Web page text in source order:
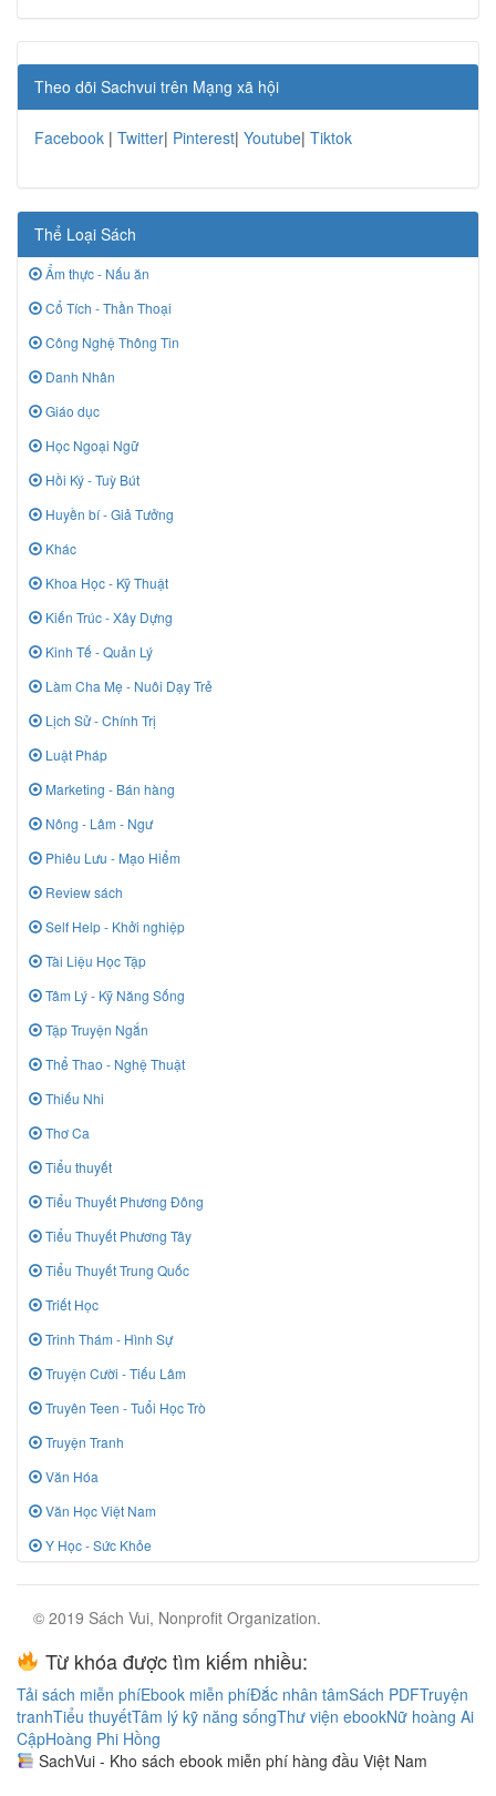
Theo dõi Sachvui trên Mạng xã hội
Facebook | Twitter| Pinterest| Youtube| Tiktok
Thể Loại Sách
Ẩm thực - Nấu ăn
Cổ Tích - Thần Thoại
Công Nghệ Thông Tin
Danh Nhân
Giáo dục
Học Ngoại Ngữ
Hồi Ký - Tuỳ Bút
Huyền bí - Giả Tưởng
Khác
Khoa Học - Kỹ Thuật
Kiến Trúc - Xây Dựng
Kinh Tế - Quản Lý
Làm Cha Mẹ - Nuôi Dạy Trẻ
Lịch Sử - Chính Trị
Luật Pháp
Marketing - Bán hàng
Nông - Lâm - Ngư
Phiêu Lưu - Mạo Hiểm
Review sách
Self Help - Khởi nghiệp
Tài Liệu Học Tập
Tâm Lý - Kỹ Năng Sống
Tập Truyện Ngắn
Thể Thao - Nghệ Thuật
Thiếu Nhi
Thơ Ca
Tiểu thuyết
Tiểu Thuyết Phương Đông
Tiểu Thuyết Phương Tây
Tiểu Thuyết Trung Quốc
Triết Học
Trinh Thám - Hình Sự
Truyện Cười - Tiếu Lâm
Truyên Teen - Tuổi Học Trò
Truyện Tranh
Văn Hóa
Văn Học Việt Nam
Y Học - Sức Khỏe
© 2019 Sách Vui, Nonprofit Organization.
Từ khóa được tìm kiếm nhiều:
Tải sách miễn phíEbook miễn phíĐắc nhân tâmSách PDFTruyện
tranhTiểu thuyếtTâm lý kỹ năng sốngThư viện ebookNữ hoàng Ai
CậpHoàng Phi Hồng
SachVui - Kho sách ebook miễn phí hàng đầu Việt Nam